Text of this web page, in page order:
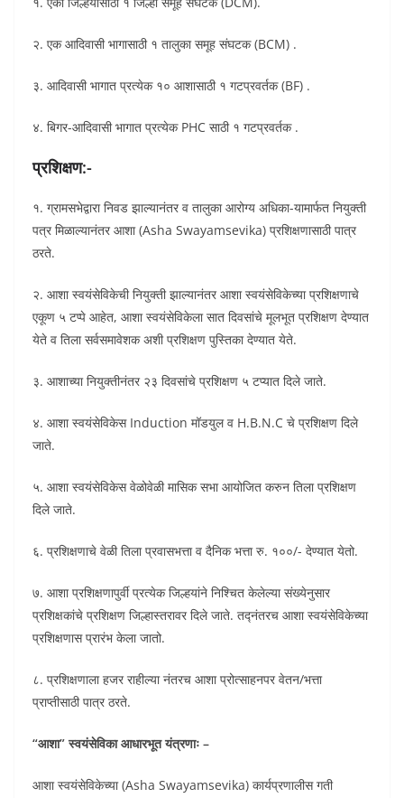
२. एक आदिवासी भागासाठी १ तालुका समूह संघटक (BCM) .
३. आदिवासी भागात प्रत्येक १० आशासाठी १ गटप्रवर्तक (BF) .
४. बिगर-आदिवासी भागात प्रत्येक PHC साठी १ गटप्रवर्तक .
प्रशिक्षण:-
१. ग्रामसभेद्वारा निवड झाल्यानंतर व तालुका आरोग्य अधिका-यामार्फत नियुक्ती
पत्र मिळाल्यानंतर आशा (Asha Swayamsevika) प्रशिक्षणासाठी पात्र
ठरते.
२. आशा स्वयंसेविकेची नियुक्ती झाल्यानंतर आशा स्वयंसेविकेच्या प्रशिक्षणाचे
एकूण ५ टप्पे आहेत, आशा स्वयंसेविकेला सात दिवसांचे मूलभूत प्रशिक्षण देण्यात
येते व तिला सर्वसमावेशक अशी प्रशिक्षण पुस्तिका देण्यात येते.
३. आशाच्या नियुक्तीनंतर २३ दिवसांचे प्रशिक्षण ५ टप्यात दिले जाते.
४. आशा स्वयंसेविकेस Induction मॉडयुल व H.B.N.C चे प्रशिक्षण दिले
जाते.
५. आशा स्वयंसेविकेस वेळोवेळी मासिक सभा आयोजित करुन तिला प्रशिक्षण
दिले जाते.
६. प्रशिक्षणाचे वेळी तिला प्रवासभत्ता व दैनिक भत्ता रु. १००/- देण्यात येतो.
७. आशा प्रशिक्षणापुर्वी प्रत्येक जिल्हयांने निश्चित केलेल्या संख्येनुसार
प्रशिक्षकांचे प्रशिक्षण जिल्हास्तरावर दिले जाते. तद्नंतरच आशा स्वयंसेविकेच्या
प्रशिक्षणास प्रारंभ केला जातो.
८. प्रशिक्षणाला हजर राहील्या नंतरच आशा प्रोत्साहनपर वेतन/भत्ता
प्राप्तीसाठी पात्र ठरते.
“आशा” स्वयंसेविका आधारभूत यंत्रणाः –
आशा स्वयंसेविकेच्या (Asha Swayamsevika) कार्यप्रणालीस गती